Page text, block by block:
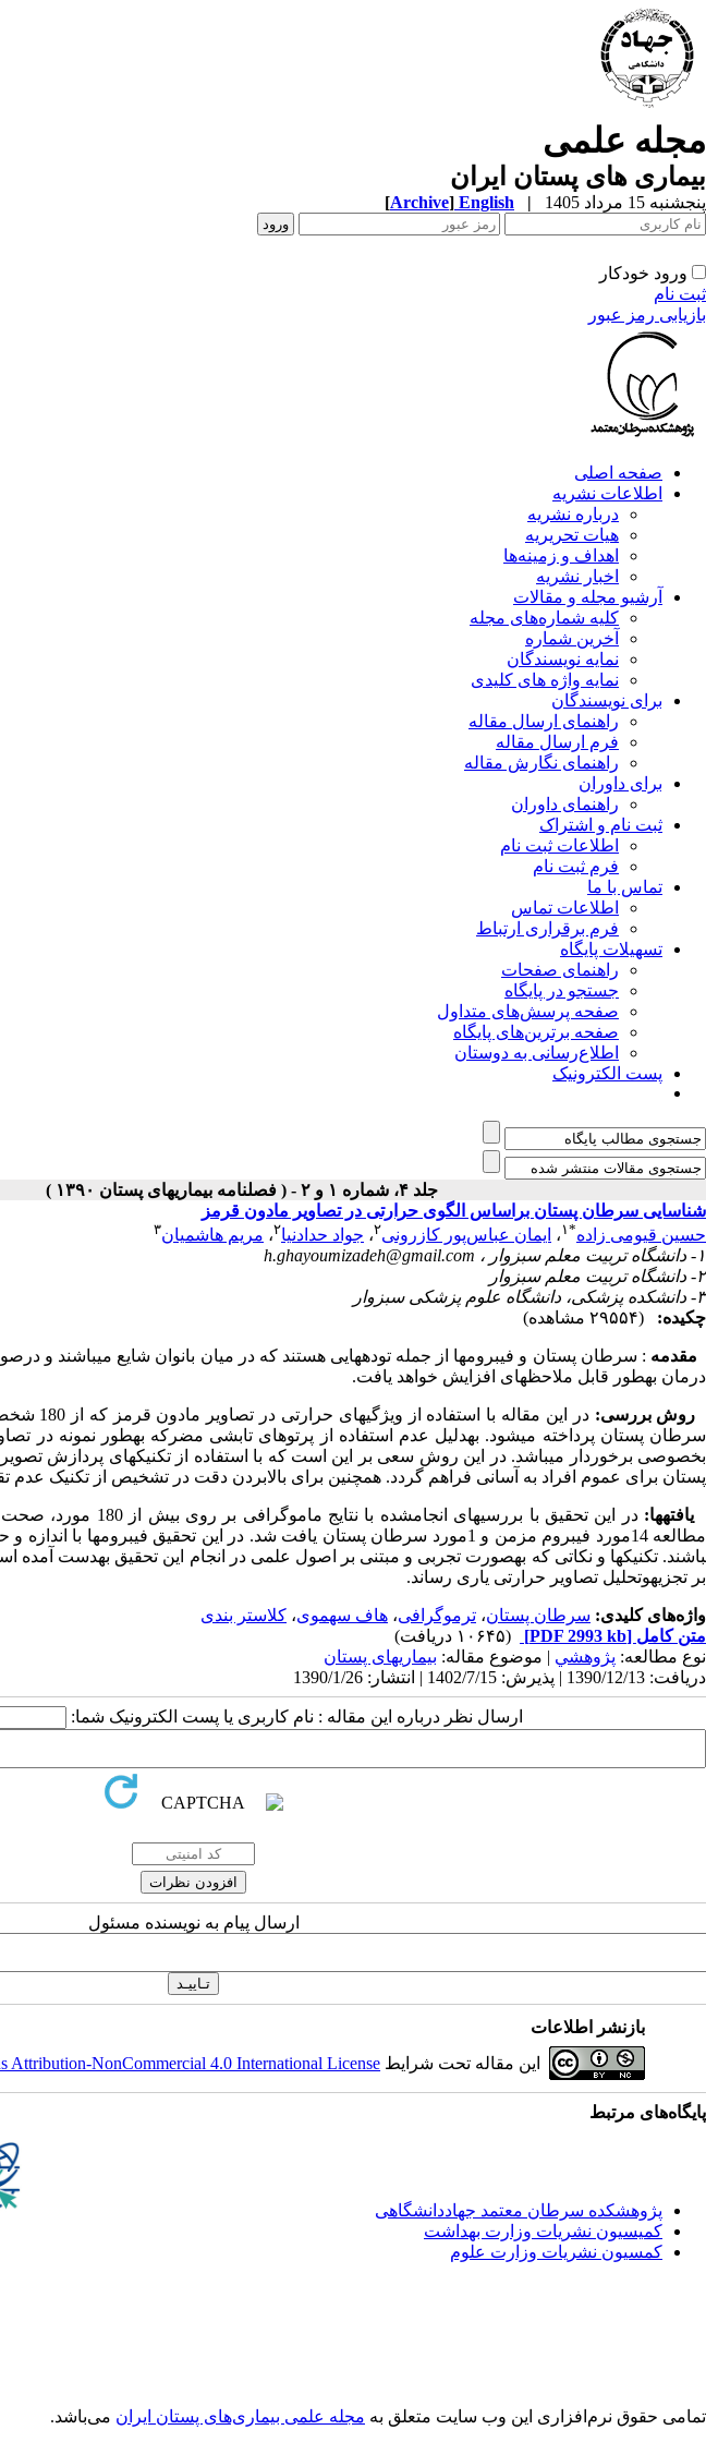
مجله علمی
بیماری های پستان ایران
پنجشنبه 15 مرداد 1405 |
English
[Archive]
ورود خودکار
ثبت نام
بازیابی رمز عبور
صفحه اصلی
اطلاعات نشریه
درباره نشریه
هیات تحریریه
اهداف و زمینه‌ها
اخبار نشریه
آرشیو مجله و مقالات
کلیه شماره‌های مجله
آخرین شماره
نمایه نویسندگان
نمایه واژه های کلیدی
برای نویسندگان
راهنمای ارسال مقاله
فرم ارسال مقاله
راهنمای نگارش مقاله
برای داوران
راهنمای داوران
ثبت نام و اشتراک
اطلاعات ثبت نام
فرم ثبت نام
تماس با ما
اطلاعات تماس
فرم برقراری ارتباط
تسهیلات پایگاه
راهنمای صفحات
جستجو در پایگاه
صفحه پرسش‌های متداول
صفحه برترین‌های پایگاه
اطلاع‌رسانی به دوستان
پست الکترونیک
جلد ۴، شماره ۱ و ۲ - ( فصلنامه بیماریهای پستان ۱۳۹۰ )
شناسایی سرطان پستان براساس الگوی حرارتی در تصاویر مادون قرمز
حسین قیومی زاده*۱ ، ایمان عباس‌پور کازرونی۲، جواد حدادنیا۲، مریم هاشمیان۳
۱- دانشگاه تربیت معلم سبزوار ،
h.ghayoumizadeh@gmail.com
۲- دانشگاه تربیت معلم سبزوار
۳- دانشکده پزشکی، دانشگاه علوم پزشکی سبزوار
چکیده:
(۲۹۵۵۴ مشاهده)
مقدمه : سرطان پستان و فیبروم­ها از جمله توده­هایی هستند که در میان بانوان شایع می­باشند و
درمان به­طور قابل ملاحظه­ای افزایش خواهد یافت.
روش بررسی:
در این
سرطان پستان پرداخته می­شود. به­دلیل عدم استفاده از پرتوهای تابشی مضرکه به­طور نمونه در
بخصوصی برخوردار می­باشد. در این روش سعی بر این است که با استفاده از تکنیک­های پردازش
پستان برای عموم افراد به آسانی فراهم گردد. همچنین برای بالابردن دقت در تشخیص از تکنیک عدم
یافته­ها:
مطالعه 14مورد فیبروم مزمن و 1مورد سرطان پستان یافت شد. در این تحقیق
باشند. تکنیک­ها و نکاتی که به­صورت تجربی و مبتنی بر اصول علمی در انجام این تحقیق به­دست
بر تجزیه­و­تحلیل تصاویر حرارتی یاری رساند.
واژه‌های کلیدی: سرطان پستان، ترموگرافی، هاف سهموی، کلاستر بندی
متن کامل [PDF 2993 kb]
(۱۰۶۴۵ دریافت)
نوع مطالعه: پژوهشي | موضوع مقاله: بیماریهای پستان
دریافت: 1390/12/13 | پذیرش: 1402/7/15 | انتشار: 1390/1/26
ارسال نظر درباره این مقاله : نام کاربری یا پست الکترونیک شما:
ارسال پیام به نویسنده مسئول
بازنشر اطلاعات
این مقاله تحت شرایط Attribution-NonCommercial 4.0 International License
پایگاه‌های مرتبط
پژوهشکده سرطان معتمد جهاددانشگاهی
کمیسیون نشریات وزارت بهداشت
کمسیون نشریات وزارت علوم
تمامی حقوق نرم‌افزاری اين وب سایت متعلق به مجله علمی بیماری‌های پستان ایران می‌باشد.